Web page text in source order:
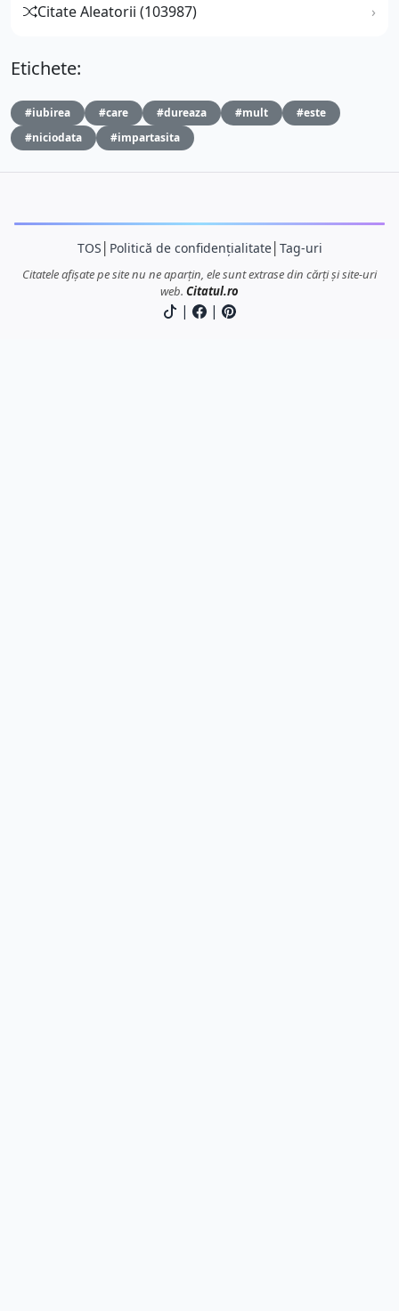
Citate Aleatorii (103987)
Etichete:
#iubirea #care #dureaza #mult
#este
#niciodata
#impartasita
TOS Politică de confidențialitate│ Tag-uri
Citatele afișate pe site nu ne aparțin, ele sunt extrase din cărți și site-uri
web. Citatul.ro
| |